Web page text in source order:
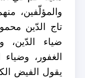
والمؤلّفين،
تاج الدّين
ضياء الدّين،
الغفور،
يقول الفيض